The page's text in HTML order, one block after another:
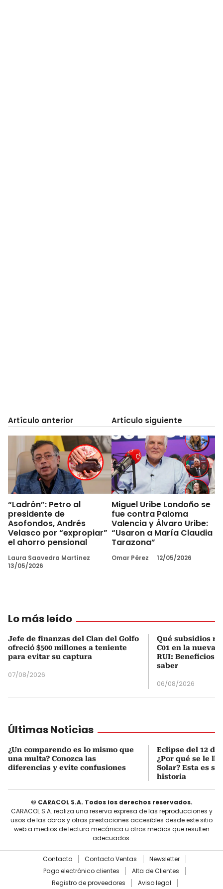
Artículo anterior
“Ladrón”: Petro al
presidente de
Asofondos, Andrés
Velasco por “expropiar”
el ahorro pensional
Laura Saavedra Martínez
13/05/2026
Artículo siguiente
Miguel Uribe Londoño se
fue contra Paloma
Valencia y Álvaro Uribe:
“Usaron a María Claudia
Tarazona”
Omar Pérez 12/05/2026
Lo más leído
Jefe de finanzas del Clan del Golfo
ofreció $500 millones a teniente
para evitar su captura
07/08/2026
Qué subsidios
C01 en la nueva
RUI: Beneficios
saber
06/08/2026
Últimas Noticias
¿Un comparendo es lo mismo que
una multa? Conozca las
diferencias y evite confusiones
Eclipse del 12 de
¿Por qué se le
Solar? Esta es
historia
© CARACOL S.A. Todos los derechos reservados.
CARACOL S.A. realiza una reserva expresa de las reproducciones y
usos de las obras y otras prestaciones accesibles desde este sitio
web a medios de lectura mecánica u otros medios que resulten
adecuados.
Contacto Contacto Ventas
Newsletter
Pago electrónico clientes
Alta de Clientes
Registro de proveedores
Aviso legal